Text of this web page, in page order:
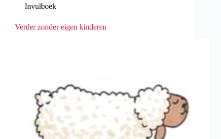
Invulboek
Verder zonder eigen kinderen